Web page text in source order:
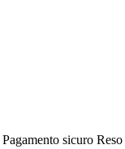
Pagamento sicuro